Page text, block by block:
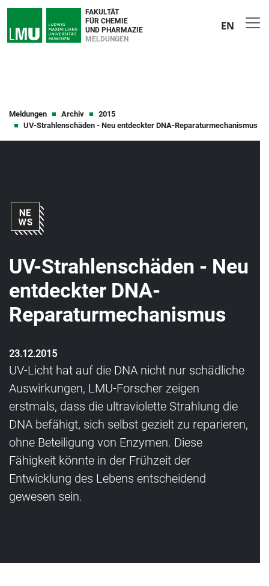
FAKULTÄT
FÜR CHEMIE
UND PHARMAZIE
MELDUNGEN
EN
Meldungen Archiv
2015
UV-Strahlenschäden - Neu entdeckter DNA-Reparaturmechanismus
UV-Strahlenschäden - Neu
entdeckter DNA-
Reparaturmechanismus
23.12.2015
UV-Licht hat auf die DNA nicht nur schädliche
Auswirkungen, LMU-Forscher zeigen
erstmals, dass die ultraviolette Strahlung die
DNA befähigt, sich selbst gezielt zu reparieren,
ohne Beteiligung von Enzymen. Diese
Fähigkeit könnte in der Frühzeit der
Entwicklung des Lebens entscheidend
gewesen sein.